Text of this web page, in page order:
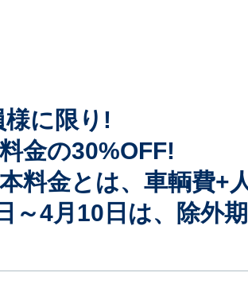
様に限り!
金の30%OFF!
料金とは、車輌費+
～4月10日は、除外